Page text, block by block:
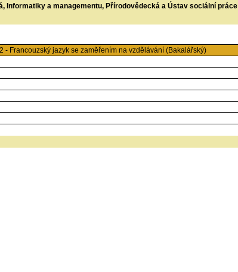
Informatiky a managementu, Přírodovědecká a Ústav sociální práce
- Francouzský jazyk se zaměřením na vzdělávání (Bakalářský)